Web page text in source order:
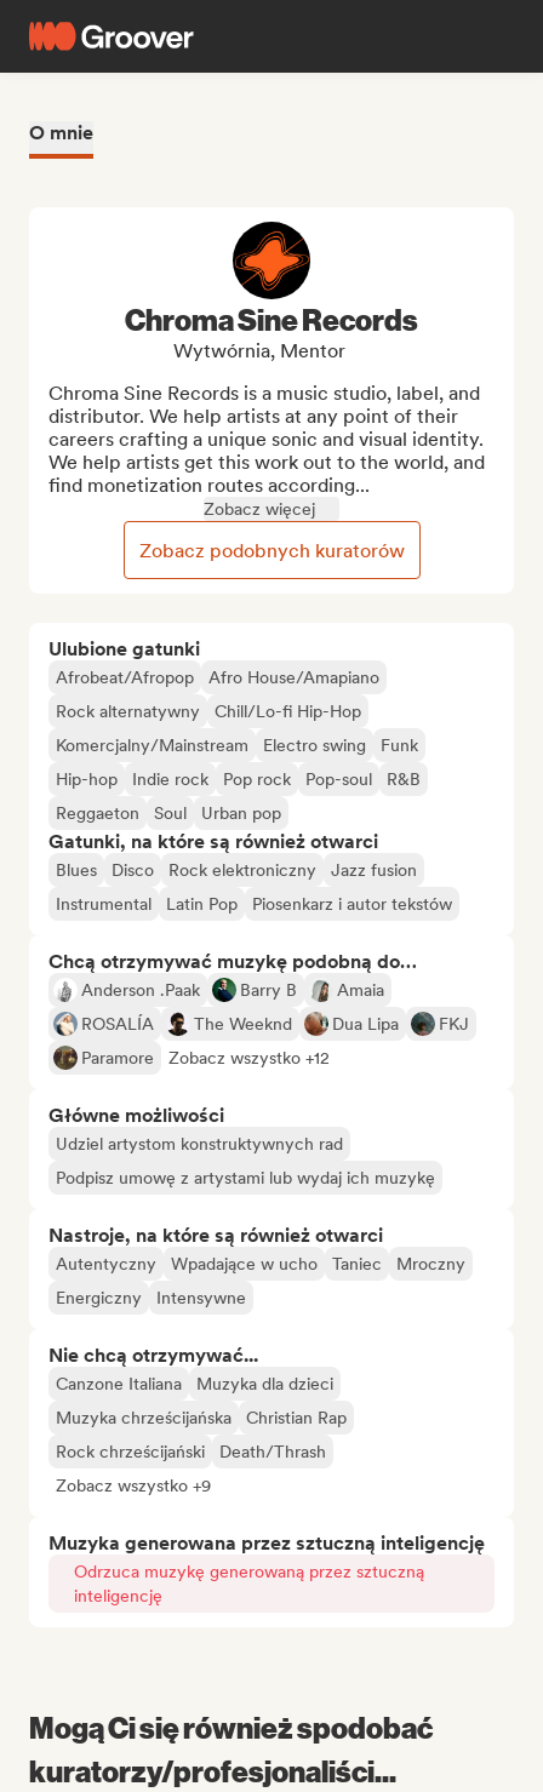
O mnie
Ulubione gatunki
Afrobeat/Afropop
Afro House/Amapiano
Rock alternatywny
Chill/Lo-fi Hip-Hop
Komercjalny/Mainstream
Electro swing
Funk
Hip-hop
Indie rock Pop rock Pop-soul
R&B
Reggaeton
Soul Urban pop
Gatunki, na które są również otwarci
Blues Disco Rock elektroniczny
Jazz fusion
Instrumental
Latin Pop Piosenkarz i autor tekstów
Chcą otrzymywać muzykę podobną do…
Anderson .Paak Barry B
Amaia
ROSALÍA
The Weeknd Dua Lipa
FKJ
Paramore
Zobacz wszystko +12
Główne możliwości
Udziel artystom konstruktywnych rad
Podpisz umowę z artystami lub wydaj ich muzykę
Nastroje, na które są również otwarci
Autentyczny Wpadające w ucho Taniec
Mroczny
Energiczny
Intensywne
Nie chcą otrzymywać...
Canzone Italiana
Muzyka dla dzieci
Muzyka chrześcijańska
Christian Rap
Rock chrześcijański
Death/Thrash
Zobacz wszystko +9
Muzyka generowana przez sztuczną inteligencję
Odrzuca muzykę generowaną przez sztuczną
inteligencję
Chroma Sine Records
Wytwórnia, Mentor
Chroma Sine Records is a music studio, label, and
distributor. We help artists at any point of their
careers crafting a unique sonic and visual identity.
We help artists get this work out to the world, and
find monetization routes according...
Zobacz więcej
Zobacz podobnych kuratorów
Mogą Ci się również spodobać
kuratorzy/profesjonaliści...